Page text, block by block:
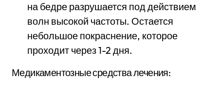
на бедре разрушается под действием
волн высокой частоты. Остается
небольшое покраснение, которое
проходит через 1-2 дня.
Медикаментозные средства лечения: